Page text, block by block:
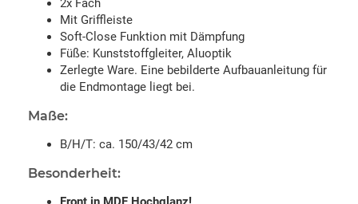
2x Fach
Mit Griffleiste
Soft-Close Funktion mit Dämpfung
Füße: Kunststoffgleiter, Aluoptik
Zerlegte Ware. Eine bebilderte Aufbauanleitung für
die Endmontage liegt bei.
Maße:
B/H/T: ca. 150/43/42 cm
Besonderheit: